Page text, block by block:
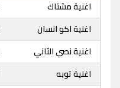
اغنية مشتاك
اغنية اكو انسان
اغنية نصي الثاني
اغنية توبه